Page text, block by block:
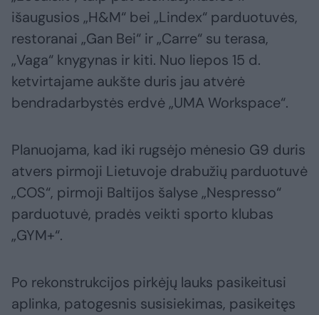
išaugusios „H&M“ bei „Lindex“ parduotuvės,
restoranai „Gan Bei“ ir „Carre“ su terasa,
„Vaga“ knygynas ir kiti. Nuo liepos 15 d.
ketvirtajame aukšte duris jau atvėrė
bendradarbystės erdvė „UMA Workspace“.
Planuojama, kad iki rugsėjo mėnesio G9 duris
atvers pirmoji Lietuvoje drabužių parduotuvė
„COS“, pirmoji Baltijos šalyse „Nespresso“
parduotuvė, pradės veikti sporto klubas
„GYM+“.
Po rekonstrukcijos pirkėjų lauks pasikeitusi
aplinka, patogesnis susisiekimas, pasikeitęs